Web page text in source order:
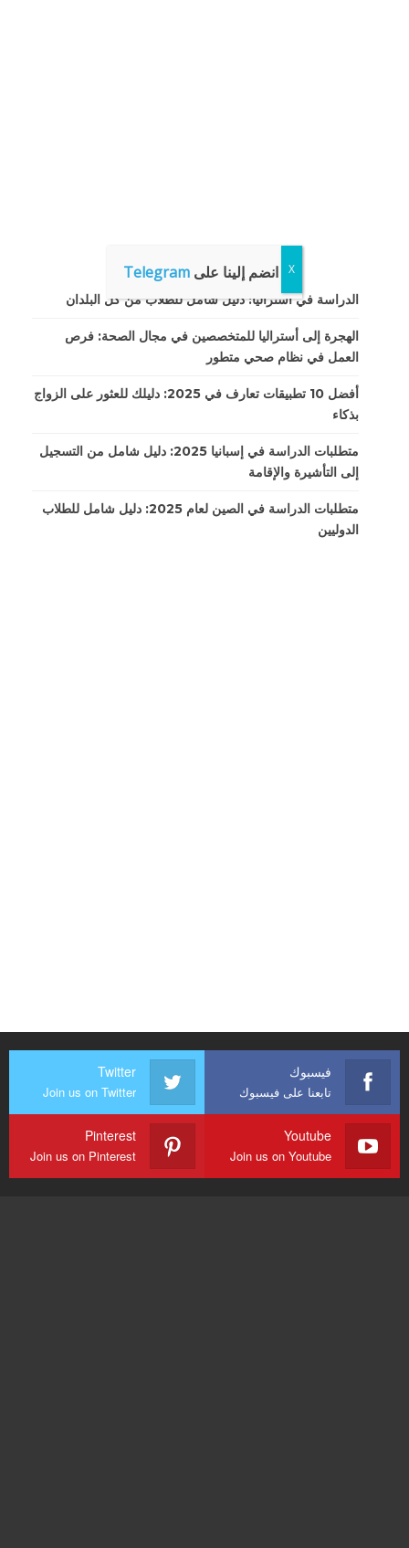
الدراسة في أستراليا: دليل شامل للطلاب من كل البلدان
الهجرة إلى أستراليا للمتخصصين في مجال الصحة: فرص
العمل في نظام صحي متطور
أفضل 10 تطبيقات تعارف في 2025: دليلك للعثور على الزواج
بذكاء
متطلبات الدراسة في إسبانيا 2025: دليل شامل من التسجيل
إلى التأشيرة والإقامة
متطلبات الدراسة في الصين لعام 2025: دليل شامل للطلاب
الدوليين
فيسبوك
تابعنا على فيسبوك
Twitter
Join us on Twitter
Youtube
Join us on Youtube
Pinterest
Join us on Pinterest
انضم إلينا على Telegram